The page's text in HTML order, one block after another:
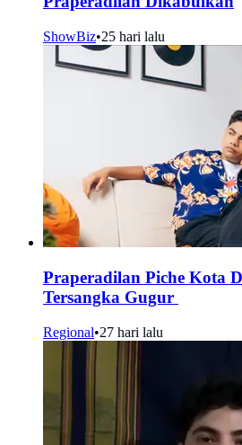
ShowBiz•25 hari lalu
Praperadilan Piche Kota
Tersangka Gugur
Regional•27 hari lalu